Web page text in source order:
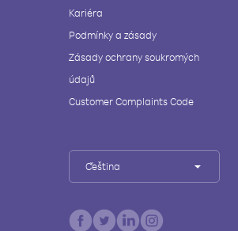
Kariéra
Podmínky a zásady
Zásady ochrany soukromých
údajů
Customer Complaints Code
Čeština